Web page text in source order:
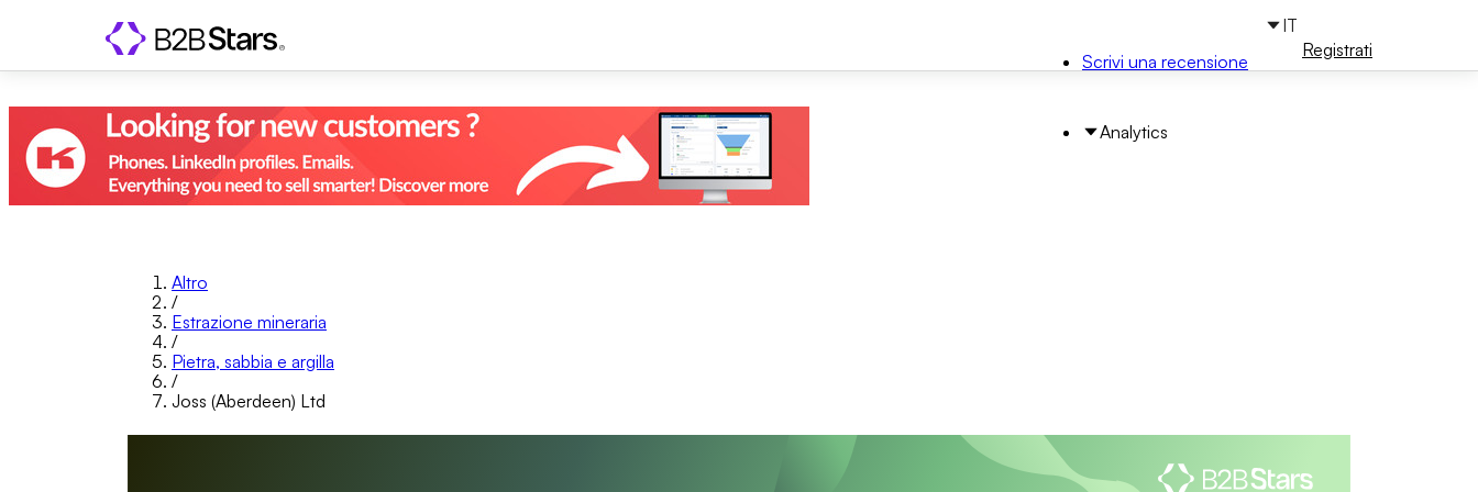
Scrivi una recensione
Analytics
IT
Registrati
Altro
/
Estrazione mineraria
/
Pietra, sabbia e argilla
/
Joss (Aberdeen) Ltd